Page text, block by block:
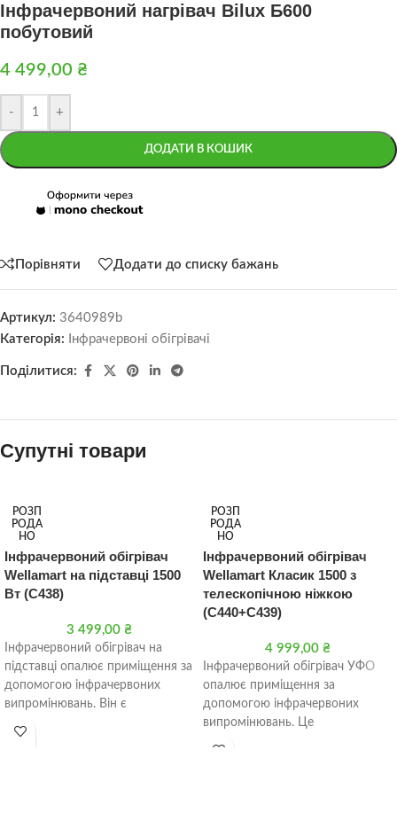
Інфрачервоний нагрівач Bilux Б600
побутовий
4 499,00 ₴
- +
ДОДАТИ В КОШИК
Порівняти Додати до списку бажань
Артикул: 3640989b
Категорія:
Інфрачервоні обігрівачі
Поділитися:
Супутні товари
РОЗП
РОДА
НО
Інфрачервоний обігрівач
Wellamart на підставці 1500
Вт (C438)
3 499,00 ₴
Інфрачервоний обігрівач на
підставці опалює приміщення за
допомогою інфрачервоних
випромінювань. Він є
РОЗП
РОДА
НО
Інфрачервоний обігрівач
Wellamart Класик 1500 з
телескопічною ніжкою
(C440+C439)
4 999,00 ₴
Інфрачервоний обігрівач УФО
опалює приміщення за
допомогою інфрачервоних
випромінювань. Це